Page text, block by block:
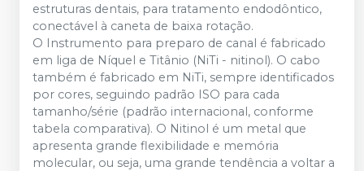
estruturas dentais, para tratamento endodôntico,
conectável à caneta de baixa rotação.
O Instrumento para preparo de canal é fabricado
em liga de Níquel e Titânio (NiTi - nitinol). O cabo
também é fabricado em NiTi, sempre identificados
por cores, seguindo padrão ISO para cada
tamanho/série (padrão internacional, conforme
tabela comparativa). O Nitinol é um metal que
apresenta grande flexibilidade e memória
molecular, ou seja, uma grande tendência a voltar a